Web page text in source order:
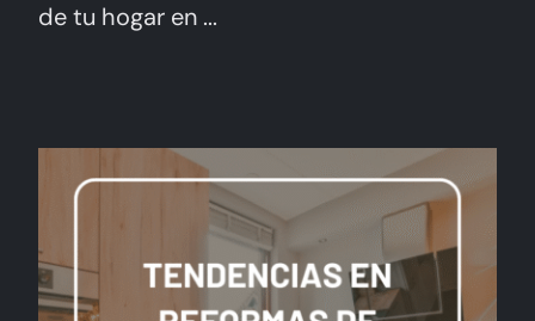
de tu hogar en ...